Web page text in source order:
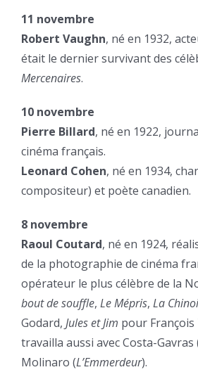
11 novembre
Robert Vaughn, né en 1932,
était le dernier survivant des
Mercenaires.
10 novembre
Pierre Billard, né en 1922,
cinéma français.
Leonard Cohen, né en 1934,
compositeur) et poète canadien.
8 novembre
Raoul Coutard, né en 1924,
de la photographie de cinéma
opérateur le plus célèbre de la
bout de souffle, Le Mépris, La
Godard, Jules et Jim pour
travailla aussi avec Costa-Gavras
Molinaro (L’Emmerdeur).